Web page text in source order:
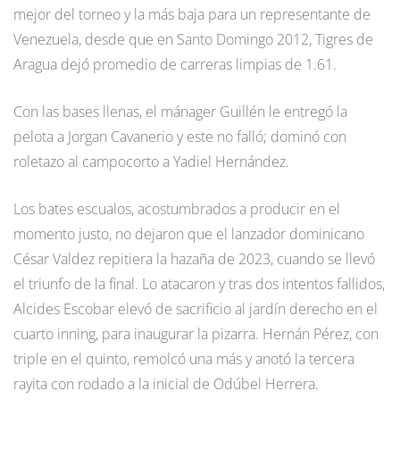
mejor del torneo y la más baja para un representante de
Venezuela, desde que en Santo Domingo 2012, Tigres de
Aragua dejó promedio de carreras limpias de 1.61.
Con las bases llenas, el mánager Guillén le entregó la
pelota a Jorgan Cavanerio y este no falló; dominó con
roletazo al campocorto a Yadiel Hernández.
Los bates escualos, acostumbrados a producir en el
momento justo, no dejaron que el lanzador dominicano
César Valdez repitiera la hazaña de 2023, cuando se llevó
el triunfo de la final. Lo atacaron y tras dos intentos fallidos,
Alcides Escobar elevó de sacrificio al jardín derecho en el
cuarto inning, para inaugurar la pizarra. Hernán Pérez, con
triple en el quinto, remolcó una más y anotó la tercera
rayita con rodado a la inicial de Odúbel Herrera.